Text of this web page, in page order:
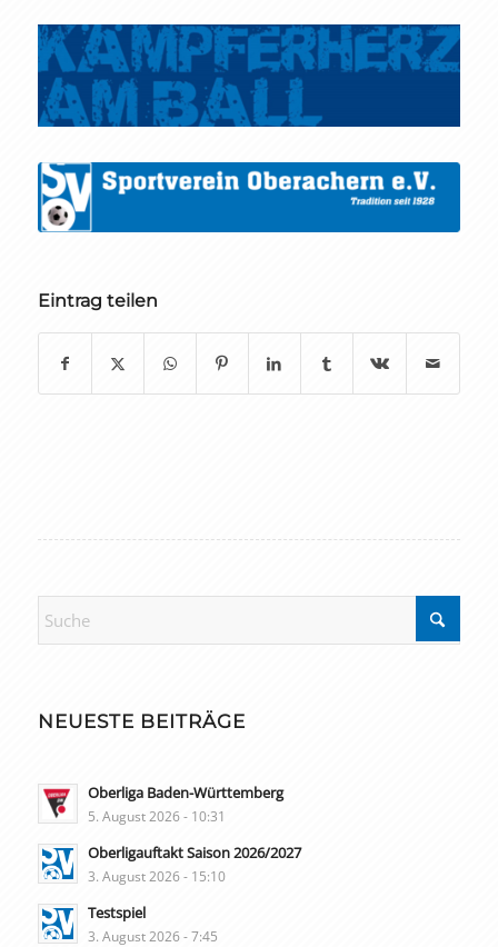
Eintrag teilen
NEUESTE BEITRÄGE
Oberliga Baden-Württemberg
5. August 2026 - 10:31
Oberligauftakt Saison 2026/2027
3. August 2026 - 15:10
Testspiel
3. August 2026 - 7:45